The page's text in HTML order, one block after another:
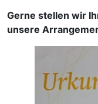
Gerne stellen wir
unsere